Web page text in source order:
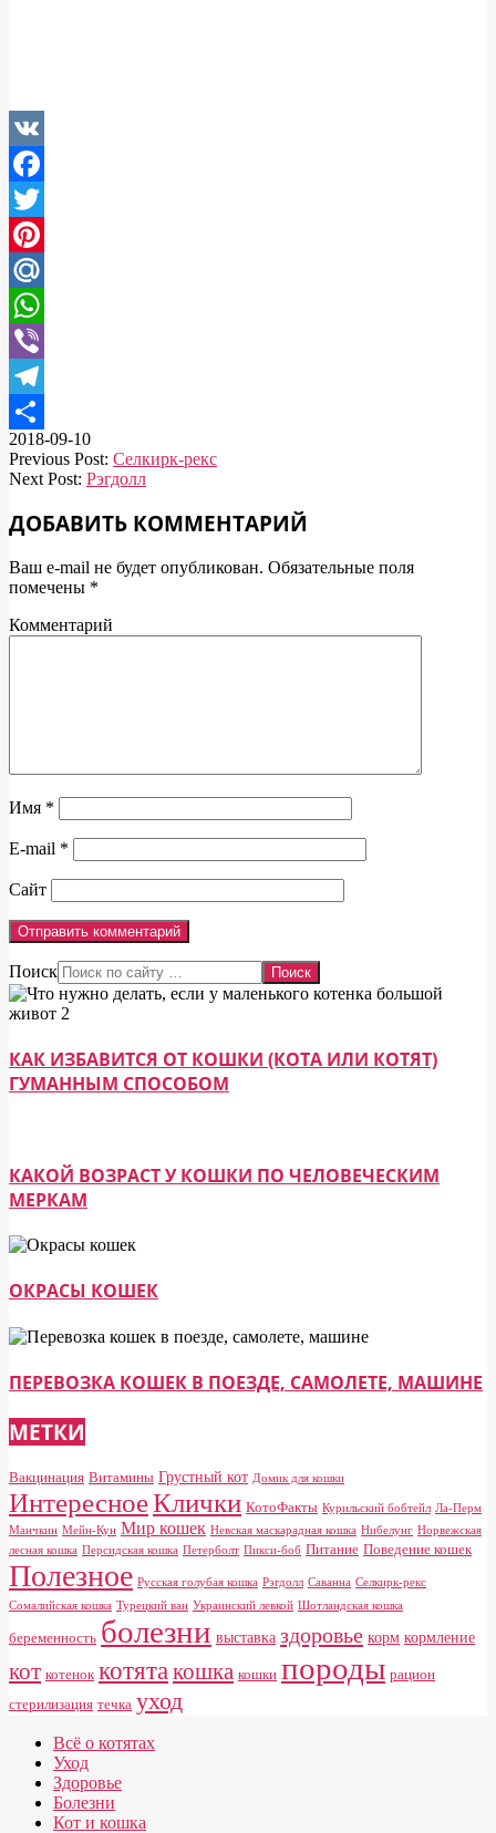
VK
Facebook
Twitter
Pinterest
Mail.Ru
WhatsApp
Viber
Telegram
Отправить
2018-09-10
Previous Post: Селкирк-рекс
Next Post: Рэгдолл
ДОБАВИТЬ КОММЕНТАРИЙ
Ваш e-mail не будет опубликован. Обязательные поля
помечены *
Комментарий
Имя *
E-mail *
Сайт
Поиск
КАК ИЗБАВИТСЯ ОТ КОШКИ (КОТА ИЛИ КОТЯТ)
ГУМАННЫМ СПОСОБОМ
КАКОЙ ВОЗРАСТ У КОШКИ ПО ЧЕЛОВЕЧЕСКИМ
МЕРКАМ
ОКРАСЫ КОШЕК
ПЕРЕВОЗКА КОШЕК В ПОЕЗДЕ, САМОЛЕТЕ, МАШИНЕ
МЕТКИ
Вакцинация Витамины Грустный кот Домик для кошки
ИнтересноеКлички КотоФакты Курильский бобтейл Ла-Перм
Манчкин Мейн-Кун Мир кошек Невская маскарадная кошка Нибелунг Норвежская
лесная кошка Персидская кошка Петерболт Пикси-боб Питание Поведение кошек
Полезное Русская голубая кошка Рэгдолл Саванна Селкирк-рекс
Сомалийская кошка Турецкий ван Украинский левкой Шотландская кошка
беременность болезни выставка здоровье корм кормление
кот котенок котята кошка кошки породы рацион
стерилизация течка уход
Всё о котятах
Уход
Здоровье
Болезни
Кот и кошка